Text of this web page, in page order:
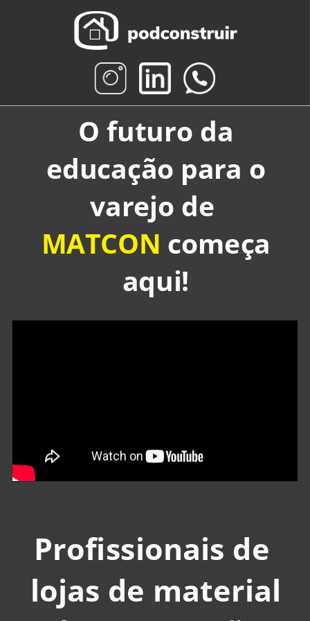
O futuro da
educação para o
varejo de
MATCON começa
aqui!
Profissionais de
lojas de material